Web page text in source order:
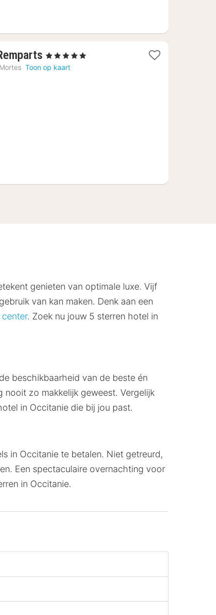
1
nacht
, 5 Sterren
Toon op kaart
genieten van optimale luxe. Vijf
van kan maken. Denk aan een
. Zoek nu jouw 5 sterren hotel in
beschikbaarheid van de beste én
zo makkelijk geweest. Vergelijk
in Occitanie die bij jou past.
in Occitanie te betalen. Niet getreurd,
Een spectaculaire overnachting voor
in Occitanie.